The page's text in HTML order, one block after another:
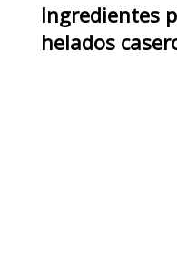
Ingredientes
helados